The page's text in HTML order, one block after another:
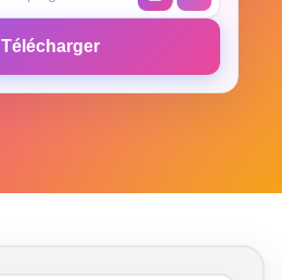
Télécharger